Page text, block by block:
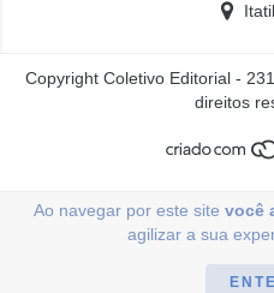
Ao navegar por este site você
agilizar a sua
Copyright Coletivo Editorial -
direitos